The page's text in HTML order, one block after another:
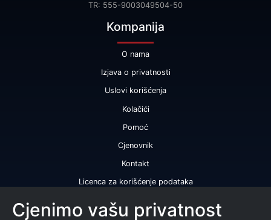
TR: 555-9003049504-50
Kompanija
O nama
Izjava o privatnosti
Uslovi korišćenja
Kolačići
Pomoć
Cjenovnik
Kontakt
Licenca za korišćenje podataka
Naše usluge
Cjenimo vašu privatnost